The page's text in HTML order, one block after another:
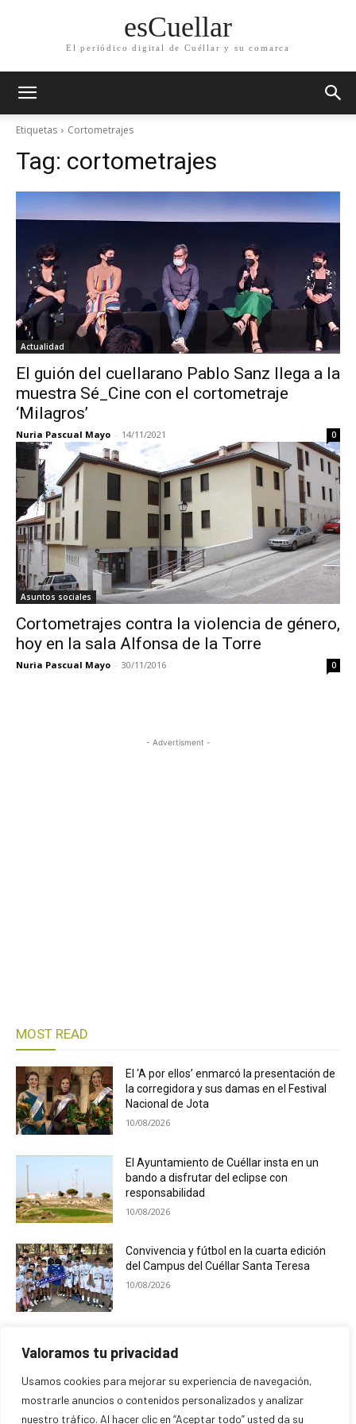
Valoramos tu privacidad
Usamos cookies para mejorar su experiencia de navegación,
mostrarle anuncios o contenidos personalizados y analizar
nuestro tráfico. Al hacer clic en “Aceptar todo” usted da su
esCuellar
El periódico digital de Cuéllar y su comarca
Etiquetas Cortometrajes
Tag: cortometrajes
Actualidad
El guión del cuellarano Pablo Sanz llega a la
muestra Sé_Cine con el cortometraje
‘Milagros’
Nuria Pascual Mayo - 14/11/2021 0
Asuntos sociales
Cortometrajes contra la violencia de género,
hoy en la sala Alfonsa de la Torre
Nuria Pascual Mayo - 30/11/2016 0
- Advertisment -
MOST READ
El ‘A por ellos’ enmarcó la presentación de
la corregidora y sus damas en el Festival
Nacional de Jota
10/08/2026
El Ayuntamiento de Cuéllar insta en un
bando a disfrutar del eclipse con
responsabilidad
10/08/2026
Convivencia y fútbol en la cuarta edición
del Campus del Cuéllar Santa Teresa
10/08/2026
dispositivo especial de seguridad por el
09/08/2026